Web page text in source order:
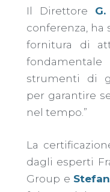
Il Direttore
conferenza, ha
fornitura di
strumenti di
per garantire
nel tempo.”
La
dagli esperti
Group e